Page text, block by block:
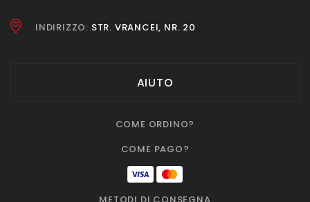
INDIRIZZO: STR. VRANCEI, NR. 20
AIUTO
COME ORDINO?
COME PAGO?